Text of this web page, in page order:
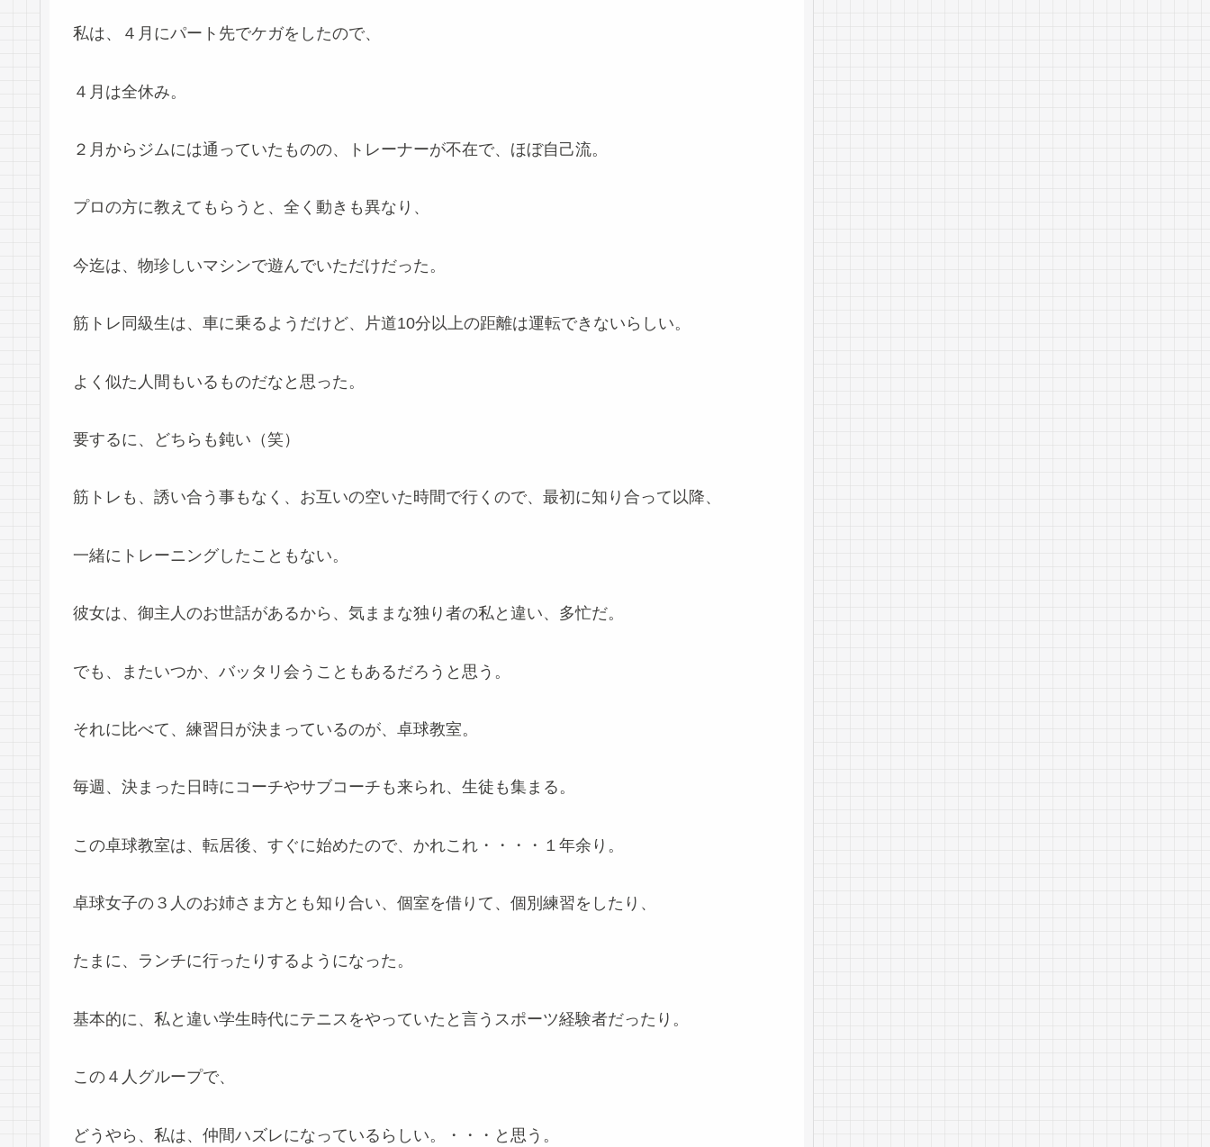
私は、４月にパート先でケガをしたので、
４月は全休み。
２月からジムには通っていたものの、トレーナーが不在で、ほぼ自己流。
プロの方に教えてもらうと、全く動きも異なり、
今迄は、物珍しいマシンで遊んでいただけだった。
筋トレ同級生は、車に乗るようだけど、片道10分以上の距離は運転できないらしい。
よく似た人間もいるものだなと思った。
要するに、どちらも鈍い（笑）
筋トレも、誘い合う事もなく、お互いの空いた時間で行くので、最初に知り合って以降、
一緒にトレーニングしたこともない。
彼女は、御主人のお世話があるから、気ままな独り者の私と違い、多忙だ。
でも、またいつか、バッタリ会うこともあるだろうと思う。
それに比べて、練習日が決まっているのが、卓球教室。
毎週、決まった日時にコーチやサブコーチも来られ、生徒も集まる。
この卓球教室は、転居後、すぐに始めたので、かれこれ・・・・１年余り。
卓球女子の３人のお姉さま方とも知り合い、個室を借りて、個別練習をしたり、
たまに、ランチに行ったりするようになった。
基本的に、私と違い学生時代にテニスをやっていたと言うスポーツ経験者だったり。
この４人グループで、
どうやら、私は、仲間ハズレになっているらしい。・・・と思う。